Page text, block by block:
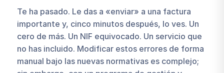
Te ha pasado. Le das a «enviar» a una factura
importante y, cinco minutos después, lo ves. Un
cero de más. Un NIF equivocado. Un servicio que
no has incluido. Modificar estos errores de forma
manual bajo las nuevas normativas es complejo;